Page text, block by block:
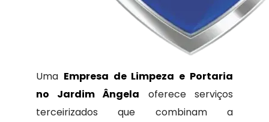
Uma Empresa de Limpeza e Portaria
no Jardim Ângela oferece serviços
terceirizados que combinam a